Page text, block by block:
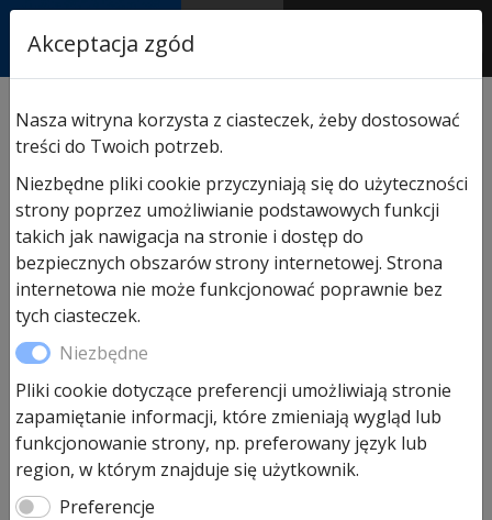
AUTORYZOWANY
PARTNER & SERWIS
Hormann BaseLine z przylgą
Drzwi pokojowe Hormann
BaseLine z przylgą
1 535,00 zł
Akceptacja zgód
Nasza witryna korzysta z ciasteczek, żeby dostosować
treści do Twoich potrzeb.
Niezbędne pliki cookie przyczyniają się do użyteczności
strony poprzez umożliwianie podstawowych funkcji
takich jak nawigacja na stronie i dostęp do
bezpiecznych obszarów strony internetowej. Strona
internetowa nie może funkcjonować poprawnie bez
tych ciasteczek.
Niezbędne
Pliki cookie dotyczące preferencji umożliwiają stronie
zapamiętanie informacji, które zmieniają wygląd lub
funkcjonowanie strony, np. preferowany język lub
region, w którym znajduje się użytkownik.
Preferencje